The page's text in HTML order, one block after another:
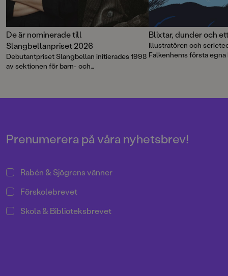
De är nominerade till
Slangbellanpriset 2026
Debutantpriset Slangbellan initierades 1998
av sektionen för barn- och
Blixtar, dunder och
Illustratören och
Falkenhems första
Prenumerera på våra nyhetsbrev!
Rabén & Sjögrens vänner
Förskolebrevet
Skola & Biblioteksbrevet